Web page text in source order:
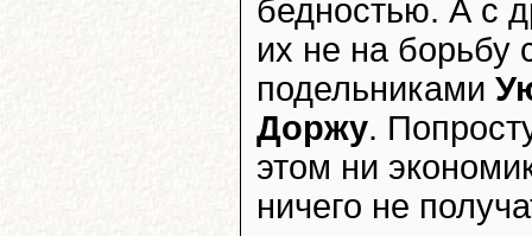
бедностью. А с
их не на борьбу
подельниками
Доржу.
этом ни
ничего не